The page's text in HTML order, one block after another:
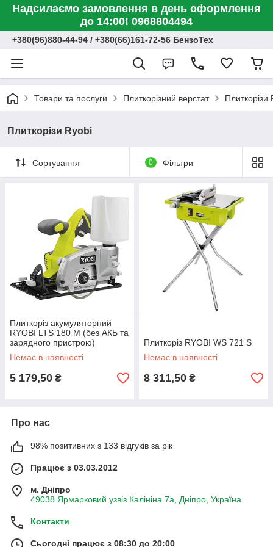
Надсилаємо замовлення в день оформлення
до 14:00! 0968804494
+380(96)880-44-94 / +380(66)161-72-56 БензоТех
Товари та послуги Плиткорізний верстат Плиткорізи
Плиткорізи Ryobi
Сортування 0 Фільтри
Плиткоріз акумуляторний
RYOBI LTS 180 M (без АКБ та
зарядного пристрою)
Немає в наявності
5 179,50 ₴
Плиткоріз RYOBI WS 721 S
Немає в наявності
8 311,50 ₴
Про нас
98% позитивних з 133 відгуків за рік
Працює з 03.03.2012
м. Дніпро
49038 Ярмарковий узвіз Калініна 7а, Дніпро, Україна
Контакти
Сьогодні працює з 08:30 до 20:00